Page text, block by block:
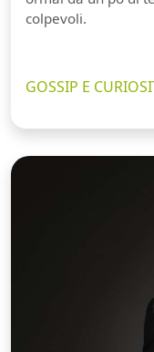
colpevoli.
GOSSIP E